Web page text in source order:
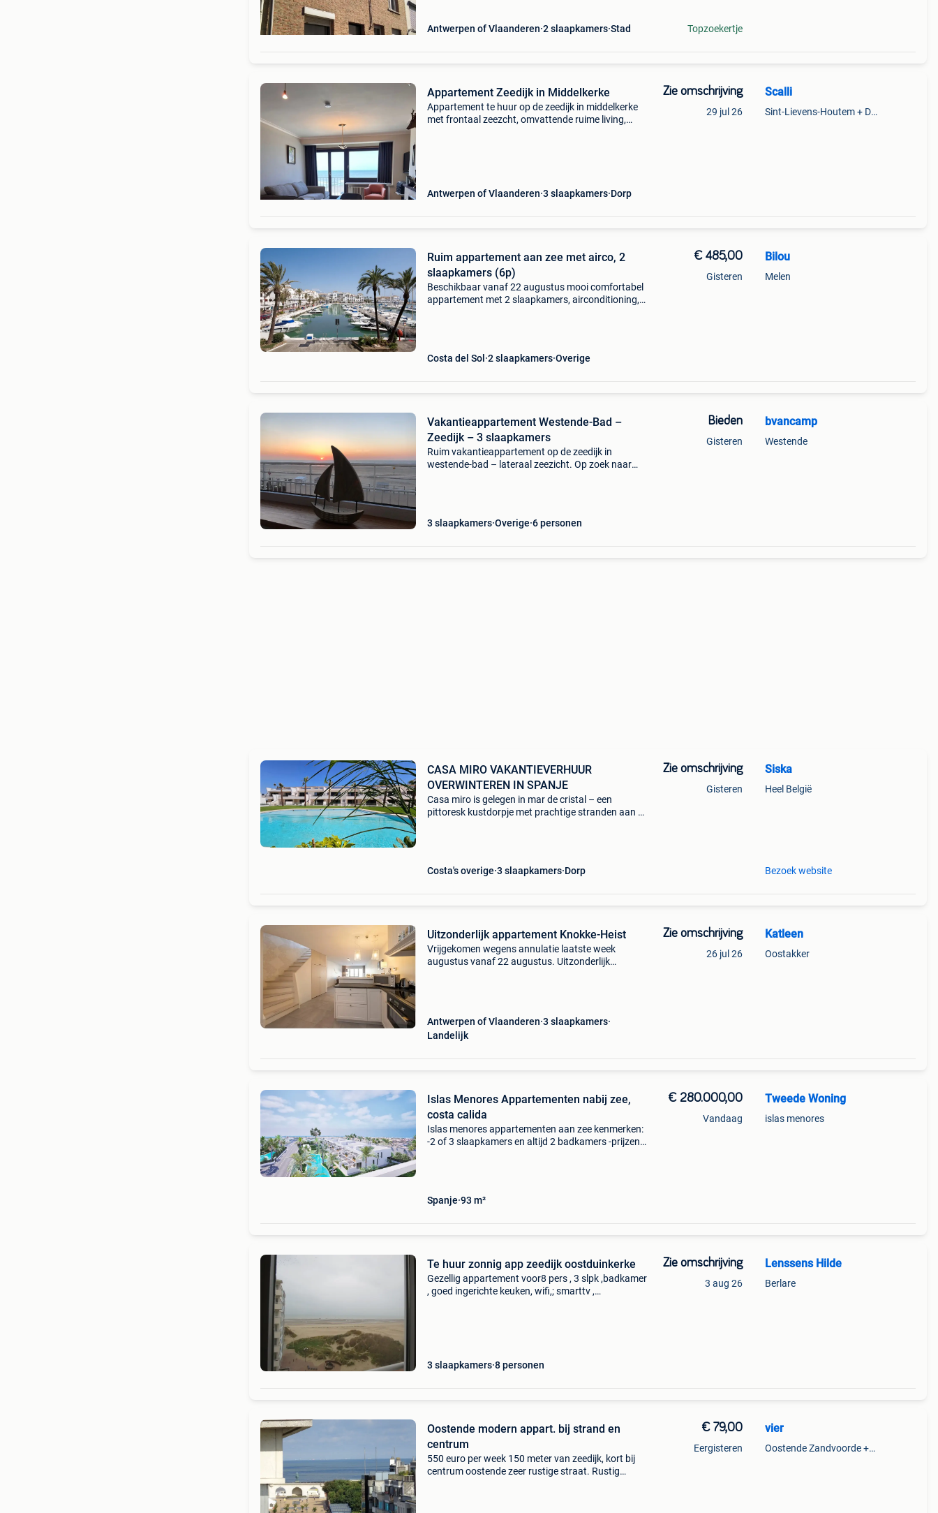
Antwerpen of Vlaanderen 2 slaapkamers Stad Topzoekertje
Appartement Zeedijk in Middelkerke
Appartement te huur op de zeedijk in middelkerke
met frontaal zeezcht, omvattende ruime living,
Antwerpen of Vlaanderen 3 slaapkamers Dorp
Zie omschrijving
29 jul 26
Scalli
Sint-Lievens-Houtem + Deel Oombergen
Ruim appartement aan zee met airco, 2
slaapkamers (6p)
Beschikbaar vanaf 22 augustus mooi comfortabel
appartement met 2 slaapkamers, airconditioning,
Costa del Sol 2 slaapkamers Overige
€ 485,00
Gisteren
Bilou
Melen
Vakantieappartement Westende-Bad –
Zeedijk – 3 slaapkamers
Ruim vakantieappartement op de zeedijk in
westende-bad – lateraal zeezicht. Op zoek naar
3 slaapkamers Overige 6 personen
Bieden
Gisteren
bvancamp
Westende
CASA MIRO VAKANTIEVERHUUR
OVERWINTEREN IN SPANJE
Casa miro is gelegen in mar de cristal – een
pittoresk kustdorpje met prachtige stranden aan de
Costa's overige 3 slaapkamers Dorp
Zie omschrijving
Gisteren
Siska
Heel België
Bezoek website
Uitzonderlijk appartement Knokke-Heist
Vrijgekomen wegens annulatie laatste week
augustus vanaf 22 augustus. Uitzonderlijk
Antwerpen of Vlaanderen 3 slaapkamers
Landelijk
Zie omschrijving
26 jul 26
Katleen
Oostakker
Islas Menores Appartementen nabij zee,
costa calida
Islas menores appartementen aan zee kenmerken:
-2 of 3 slaapkamers en altijd 2 badkamers -prijzen
Spanje 93 m²
€ 280.000,00
Vandaag
Tweede Woning
islas menores
Te huur zonnig app zeedijk oostduinkerke
Gezellig appartement voor8 pers , 3 slpk ,badkamer
, goed ingerichte keuken, wifi,; smarttv ,
3 slaapkamers 8 personen
Zie omschrijving
3 aug 26
Lenssens Hilde
Berlare
Oostende modern appart. bij strand en
centrum
550 euro per week 150 meter van zeedijk, kort bij
centrum oostende zeer rustige straat. Rustig
€ 79,00
Eergisteren
vier
Oostende Zandvoorde +Oostende